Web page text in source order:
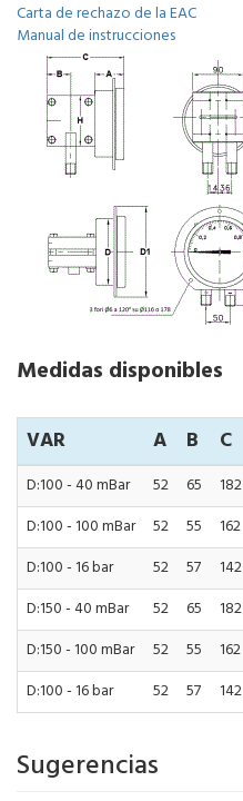
Carta de rechazo de la EAC
Manual de instrucciones
Medidas disponibles
VAR A B C
D:100 - 40 mBar 52 65 182
D:100 - 100 mBar
52 55 162
D:100 - 16 bar
52 57 142
D:150 - 40 mBar
52 65 182
D:150 - 100 mBar
52 55 162
D:100 - 16 bar
52 57 142
Sugerencias